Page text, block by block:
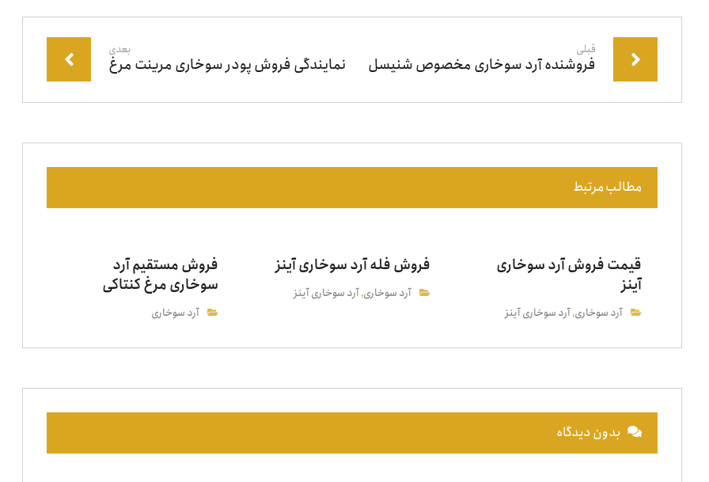
قبلی
فروشنده آرد سوخاری مخصوص شنیسل
بعدی
نمایندگی فروش پودر سوخاری مرینت مرغ
مطالب مرتبط
قیمت فروش آرد سوخاری
آینز
آرد سوخاری,آرد سوخاری آینز
فروش فله آرد سوخاری آینز
آرد سوخاری,آرد سوخاری آینز
فروش مستقیم آرد
سوخاری مرغ کنتاکی
آرد سوخاری
بدون دیدگاه